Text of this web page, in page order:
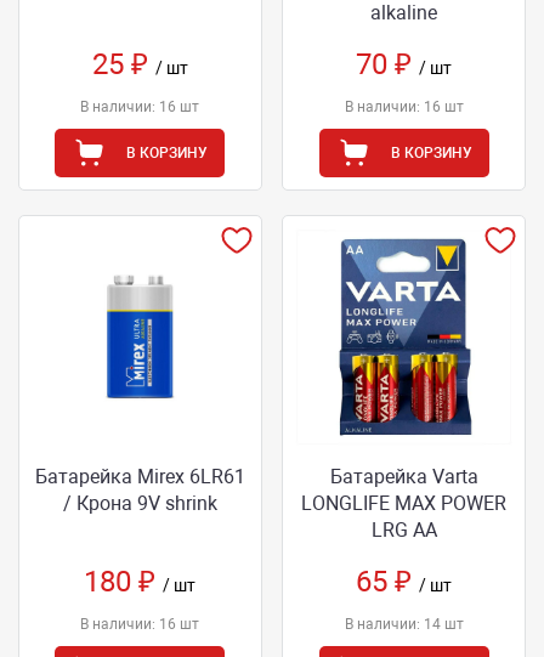
25 ₽ / шт
В наличии: 16 шт
В КОРЗИНУ
alkaline
70 ₽/ шт
В наличии: 16 шт
В КОРЗИНУ
Батарейка Mirex 6LR61
/ Крона 9V shrink
180 ₽/ шт
В наличии: 16 шт
Батарейка Varta
LONGLIFE MAX POWER
LRG AA
65 ₽/ шт
В наличии: 14 шт